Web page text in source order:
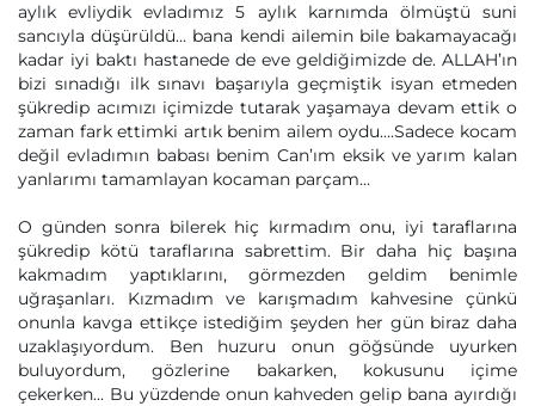
aylık evliydik evladımız 5 aylık karnımda ölmüştü suni
sancıyla düşürüldü… bana kendi ailemin bile bakamayacağı
kadar iyi baktı hastanede de eve geldiğimizde de. ALLAH’ın
bizi sınadığı ilk sınavı başarıyla geçmiştik isyan etmeden
şükredip acımızı içimizde tutarak yaşamaya devam ettik o
zaman fark ettimki artık benim ailem oydu….Sadece kocam
değil evladımın babası benim Can’ım eksik ve yarım kalan
yanlarımı tamamlayan kocaman parçam…
O günden sonra bilerek hiç kırmadım onu, iyi taraflarına
şükredip kötü taraflarına sabrettim. Bir daha hiç başına
kakmadım yaptıklarını, görmezden geldim benimle
uğraşanları. Kızmadım ve karışmadım kahvesine çünkü
onunla kavga ettikçe istediğim şeyden her gün biraz daha
uzaklaşıyordum. Ben huzuru onun göğsünde uyurken
buluyordum, gözlerine bakarken, kokusunu içime
çekerken... Bu yüzdende onun kahveden gelip bana ayırdığı